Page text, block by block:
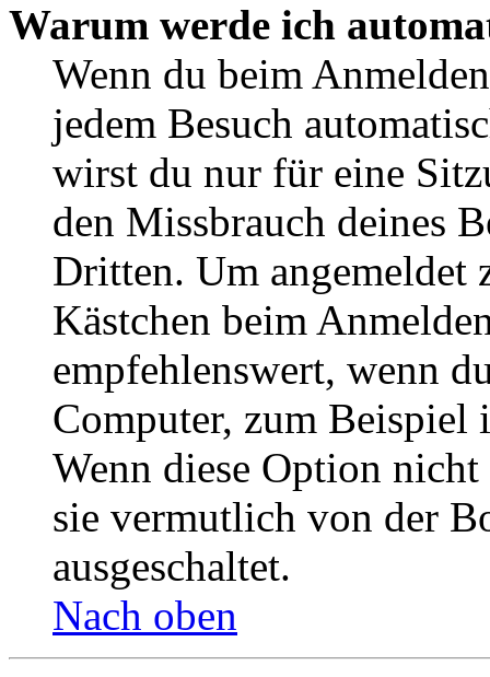
Warum werde ich
Wenn du beim
jedem Besuch
wirst du nur für eine
den Missbrauch deines
Dritten. Um angemeldet
Kästchen beim
empfehlenswert, wenn
Computer, zum Beispiel
Wenn diese Option
sie vermutlich von der
ausgeschaltet.
Nach oben